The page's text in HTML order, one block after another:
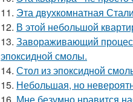
11. Эта двухкомнатная
12. В этой небольшой
13. Завораживающий
эпоксидной смолы.
14. Стол из эпоксидной
15. Небольшая, но